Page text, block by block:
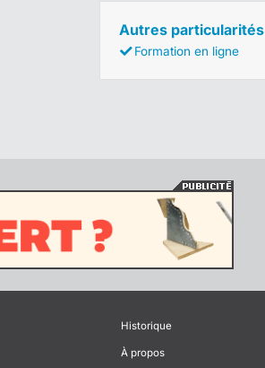
Autres particularités
Formation en ligne
Historique
À propos